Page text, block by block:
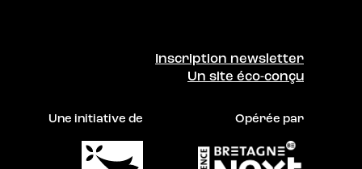
Inscription newsletter
Un site éco-conçu
Une initiative de Opérée par